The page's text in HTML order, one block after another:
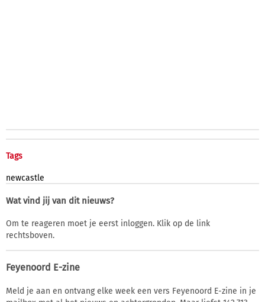
Tags
newcastle
Wat vind jij van dit nieuws?
Om te reageren moet je eerst inloggen. Klik op de link
rechtsboven.
Feyenoord E-zine
Meld je aan en ontvang elke week een vers Feyenoord E-zine in je